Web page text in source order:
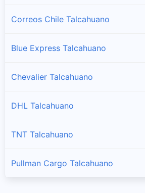
Correos Chile Talcahuano
Blue Express Talcahuano
Chevalier Talcahuano
DHL Talcahuano
TNT Talcahuano
Pullman Cargo Talcahuano